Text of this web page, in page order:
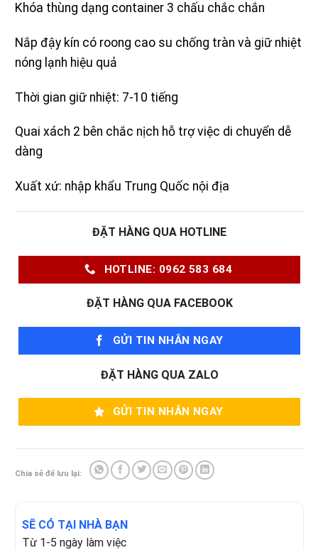
Khóa thùng dạng container 3 chấu chắc chắn
Nắp đậy kín có roong cao su chống tràn và giữ nhiệt
nóng lạnh hiệu quả
Thời gian giữ nhiệt: 7-10 tiếng
Quai xách 2 bên chắc nịch hỗ trợ việc di chuyển dễ
dàng
Xuất xứ: nhập khẩu Trung Quốc nội địa
ĐẶT HÀNG QUA HOTLINE
HOTLINE: 0962 583 684
ĐẶT HÀNG QUA FACEBOOK
GỬI TIN NHẮN NGAY
ĐẶT HÀNG QUA ZALO
GỬI TIN NHẮN NGAY
Chia sẻ để lưu lại:
SẼ CÓ TẠI NHÀ BẠN
Từ 1-5 ngày làm việc